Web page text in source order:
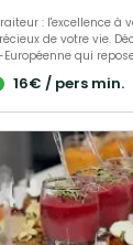
: l'excellence à
de votre vie.
qui
élégante. Avec
Emmanuel a
et de ses références, il
traiteur haut de
de son service.
à vos besoins,
en compte pour
16€ / pers min.